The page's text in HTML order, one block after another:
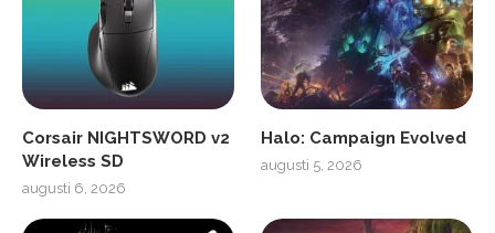
Corsair NIGHTSWORD v2
Wireless SD
augusti 6, 2026
Halo: Campaign Evolved
augusti 5, 2026